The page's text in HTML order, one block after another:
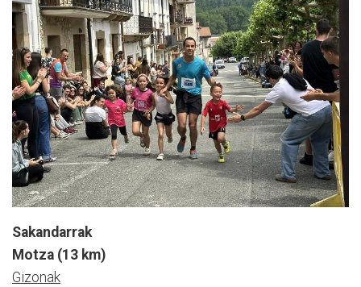
Sakandarrak
Motza (13 km)
Gizonak